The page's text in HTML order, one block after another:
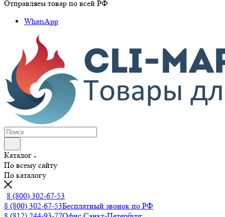
Отправляем товар по всей РФ
WhatsApp
Каталог
По всему сайту
По каталогу
8 (800) 302-67-53
8 (800) 302-67-53Бесплатный звонок по РФ